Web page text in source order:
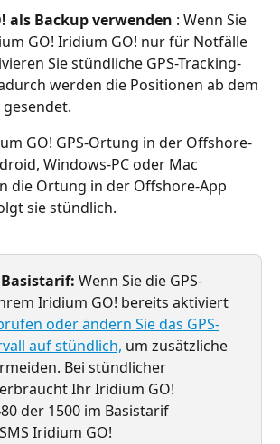
als Backup verwenden : Wenn Sie
GO! Iridium GO! nur für Notfälle
Sie stündliche GPS-Tracking-
werden die Positionen ab dem
GO! GPS-Ortung in der Offshore-
Windows-PC oder Mac
die Ortung in der Offshore-App
sie stündlich.
Wenn Sie die GPS-
Iridium GO! bereits aktiviert
oder ändern Sie das GPS-
auf stündlich, um zusätzliche
Bei stündlicher
Ihr Iridium GO!
der 1500 im Basistarif
Iridium GO!